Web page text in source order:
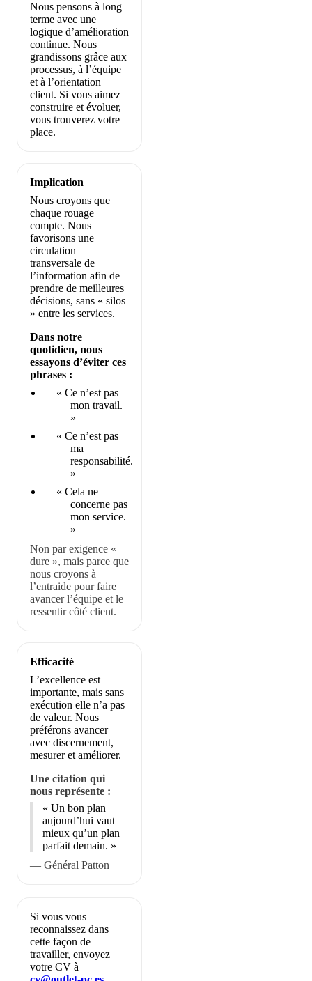
Nous pensons à long
terme avec une
logique d’amélioration
continue. Nous
grandissons grâce aux
processus, à l’équipe
et à l’orientation
client. Si vous aimez
construire et évoluer,
vous trouverez votre
place.
Implication
Nous croyons que
chaque rouage
compte. Nous
favorisons une
circulation
transversale de
l’information afin de
prendre de meilleures
décisions, sans « silos
» entre les services.
Dans notre
quotidien, nous
essayons d’éviter ces
phrases :
« Ce n’est pas
mon travail.
»
« Ce n’est pas
ma
responsabilité.
»
« Cela ne
concerne pas
mon service.
»
Non par exigence «
dure », mais parce que
nous croyons à
l’entraide pour faire
avancer l’équipe et le
ressentir côté client.
Efficacité
L’excellence est
importante, mais sans
exécution elle n’a pas
de valeur. Nous
préférons avancer
avec discernement,
mesurer et améliorer.
Une citation qui
nous représente :
« Un bon plan
aujourd’hui vaut
mieux qu’un plan
parfait demain. »
— Général Patton
Si vous vous
reconnaissez dans
cette façon de
travailler, envoyez
votre CV à